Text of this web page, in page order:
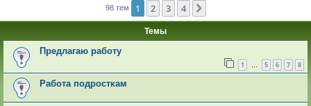
98 тем 1 2 3 4
Темы
Предлагаю работу
1 … 5 6 7 8
Работа подросткам